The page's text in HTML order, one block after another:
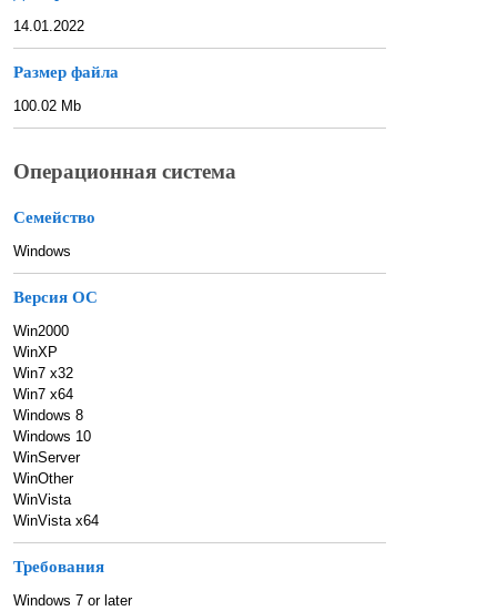
14.01.2022
Размер файла
100.02 Mb
Операционная система
Семейство
Windows
Версия ОС
Win2000
WinXP
Win7 x32
Win7 x64
Windows 8
Windows 10
WinServer
WinOther
WinVista
WinVista x64
Требования
Windows 7 or later